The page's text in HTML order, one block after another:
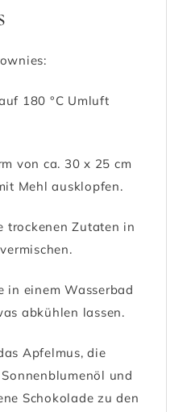
180 °C Umluft
von ca. 30 x 25 cm
Mehl ausklopfen.
trockenen Zutaten in
in einem Wasserbad
abkühlen lassen.
Apfelmus, die
und
Schokolade zu den